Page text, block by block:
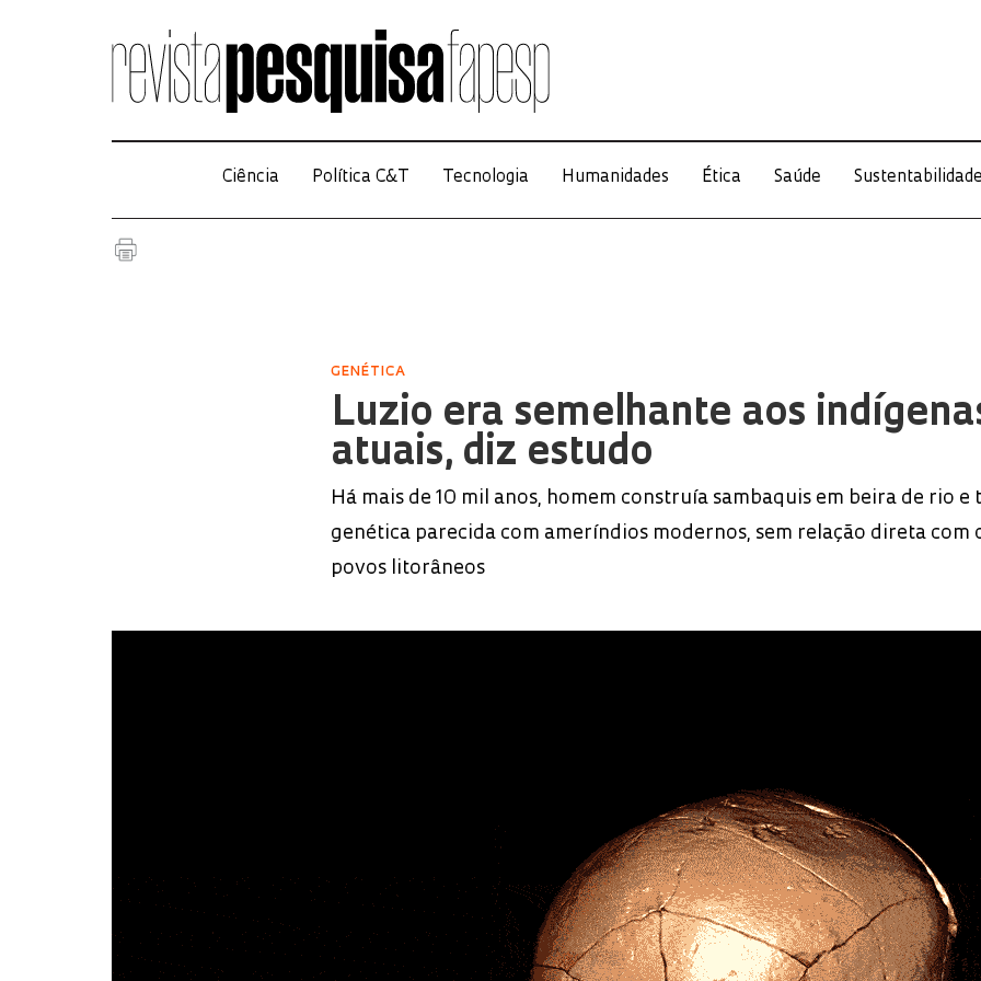
Ciência Política C&T Tecnologia Humanidades Ética Saúde Sustentabilidade
GENÉTICA
Luzio era semelhante aos
atuais, diz estudo
Há mais de 10 mil anos, homem construía sambaquis em beira de rio e
genética parecida com ameríndios modernos, sem relação direta com
povos litorâneos